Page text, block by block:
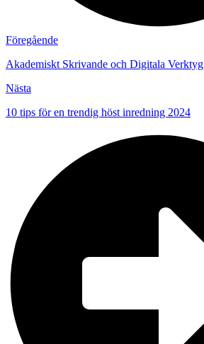
Föregående
Akademiskt Skrivande och Digitala Verktyg
Nästa
10 tips för en trendig höst inredning 2024